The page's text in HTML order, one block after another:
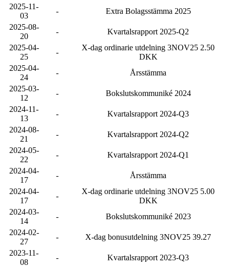
2025-11-
03
-
Extra Bolagsstämma 2025
2025-08-
20
-
Kvartalsrapport 2025-Q2
2025-04-
25
-
X-dag ordinarie utdelning 3NOV25 2.50
DKK
2025-04-
24
-
Årsstämma
2025-03-
12
-
Bokslutskommuniké 2024
2024-11-
13
-
Kvartalsrapport 2024-Q3
2024-08-
21
-
Kvartalsrapport 2024-Q2
2024-05-
22
-
Kvartalsrapport 2024-Q1
2024-04-
17
-
Årsstämma
2024-04-
17
-
X-dag ordinarie utdelning 3NOV25 5.00
DKK
2024-03-
14
-
Bokslutskommuniké 2023
2024-02-
27
-
X-dag bonusutdelning 3NOV25 39.27
2023-11-
08
-
Kvartalsrapport 2023-Q3